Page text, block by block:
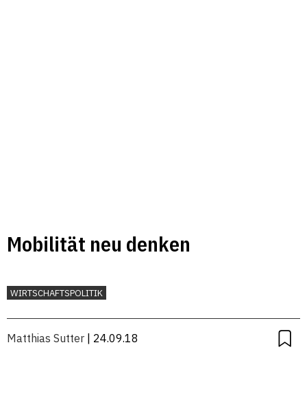
Mobilität neu denken
WIRTSCHAFTSPOLITIK
Matthias Sutter | 24.09.18